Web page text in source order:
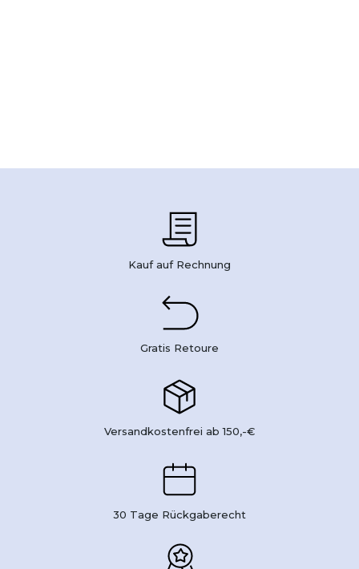
Kauf auf Rechnung
Gratis Retoure
Versandkostenfrei ab 150,-€
30 Tage Rückgaberecht